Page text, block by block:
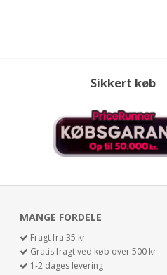
Sikkert køb
MANGE FORDELE
Fragt fra 35 kr
Gratis fragt ved køb over 500 kr
1-2 dages levering